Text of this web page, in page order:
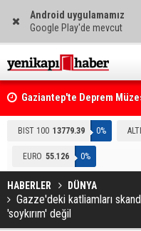
Android uygulamamız
Google Play'de mevcut
Gaziantep'te Deprem
protokolü imzalandı
Resmi Gazete'de Bugün
BIST 100 13779.39 0%
EURO 55.126 0%
HABERLER DÜNYA
Gazze'deki katliamları
'soykırım' değil